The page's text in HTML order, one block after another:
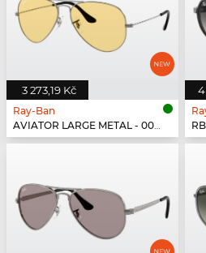
3 273,19 Kč
Ray-Ban
AVIATOR LARGE METAL - 004/R6
4